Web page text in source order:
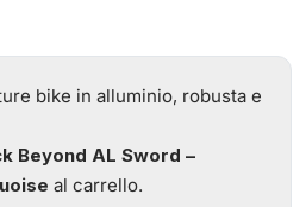
bike in alluminio, robusta e
Beyond AL Sword –
al carrello.